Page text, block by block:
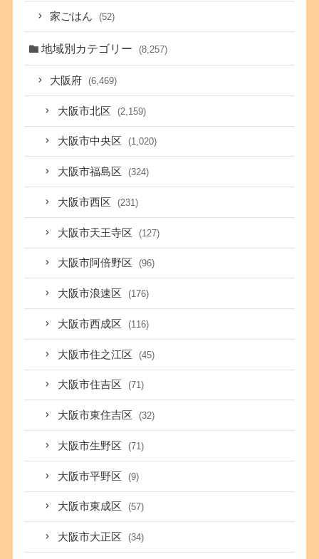
家ごはん (52)
地域別カテゴリー (8,257)
大阪府 (6,469)
大阪市北区 (2,159)
大阪市中央区 (1,020)
大阪市福島区 (324)
大阪市西区 (231)
大阪市天王寺区 (127)
大阪市阿倍野区 (96)
大阪市浪速区 (176)
大阪市西成区 (116)
大阪市住之江区 (45)
大阪市住吉区 (71)
大阪市東住吉区 (32)
大阪市生野区 (71)
大阪市平野区 (9)
大阪市東成区 (57)
大阪市大正区 (34)